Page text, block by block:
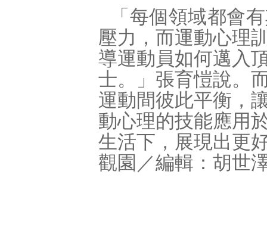
「每個領域都會
壓力，而運動心理
導運動員如何邁入
士。」張育愷說。
運動間彼此平衡，
動心理的技能應用
生活下，展現出更
觀園 ／編輯：胡世